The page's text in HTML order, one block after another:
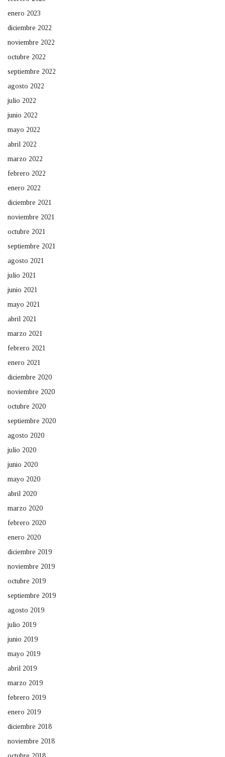
enero 2023
diciembre 2022
noviembre 2022
octubre 2022
septiembre 2022
agosto 2022
julio 2022
junio 2022
mayo 2022
abril 2022
marzo 2022
febrero 2022
enero 2022
diciembre 2021
noviembre 2021
octubre 2021
septiembre 2021
agosto 2021
julio 2021
junio 2021
mayo 2021
abril 2021
marzo 2021
febrero 2021
enero 2021
diciembre 2020
noviembre 2020
octubre 2020
septiembre 2020
agosto 2020
julio 2020
junio 2020
mayo 2020
abril 2020
marzo 2020
febrero 2020
enero 2020
diciembre 2019
noviembre 2019
octubre 2019
septiembre 2019
agosto 2019
julio 2019
junio 2019
mayo 2019
abril 2019
marzo 2019
febrero 2019
enero 2019
diciembre 2018
noviembre 2018